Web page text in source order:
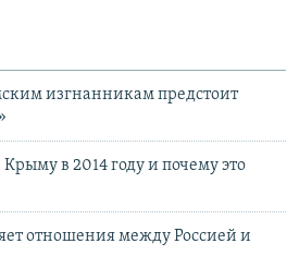
изгнанникам предстоит
в 2014 году и почему это
отношения между Россией и